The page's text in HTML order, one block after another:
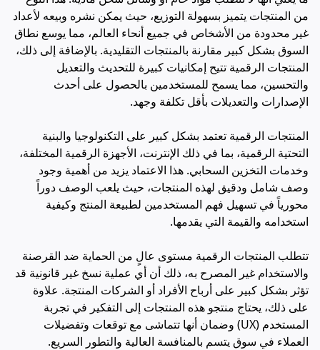
من المنتجات يتميز بسهولة التوزيع، حيث يمكن نشره وبيعه لأعداد
غير محدودة من الأشخاص في جميع أنحاء العالم، مما يوسع نطاق
السوق بشكل كبير مقارنة بالمنتجات التقليدية. بالإضافة إلى ذلك،
المنتجات الرقمية تتيح إمكانيات كبيرة للتحديث والتعديل
والتحسين، مما يسمح للمستخدمين بالحصول على أحدث
الإصدارات والتعديلات بأقل تكلفة وجهد.
المنتجات الرقمية تعتمد بشكل كبير على التكنولوجيا والبنية
التحتية الرقمية، بما في ذلك الإنترنت، الأجهزة الرقمية المختلفة،
وخدمات التخزين السحابي. هذا الاعتماد يزيد من أهمية وجود
وصف شامل ودقيق لهذه المنتجات، حيث يلعب الوصف دوراً
محورياً في تسهيل فهم المستخدمين لطبيعة المنتج وكيفية
استخدامه والقيمة التي يقدمها.
تتطلب المنتجات الرقمية مستوى عالٍ من الحماية ضد القرصنة
والاستخدام غير المصرح به، ذلك أن أي عملية نسخ غير قانونية قد
تؤثر بشكل كبير على أرباح الأفراد أو الشركات المنتجة. علاوة
على ذلك، يحتاج منتجو هذه المنتجات إلى التفكير في تجربة
المستخدم (UX) وضمان أنها تتماشى مع توقعات وتفضيلات
العملاء في سوق يتسم بالمنافسة العالية والتطور السريع.